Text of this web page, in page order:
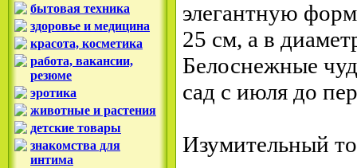
бытовая техника
здоровье и медицина
красота, косметика
работа, вакансии,
резюме
эротика
животные и растения
детские товары
знакомства для
интима
элегантную
25 см, а в
Белоснежные
сад с июля до
Изумительный